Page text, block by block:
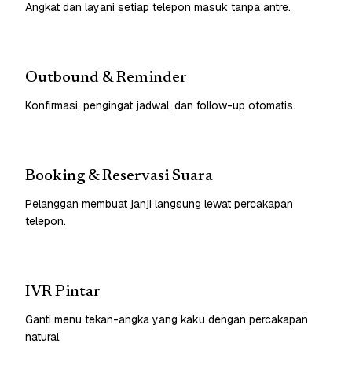
Angkat dan layani setiap telepon masuk tanpa antre.
Outbound & Reminder
Konfirmasi, pengingat jadwal, dan follow-up otomatis.
Booking & Reservasi Suara
Pelanggan membuat janji langsung lewat percakapan
telepon.
IVR Pintar
Ganti menu tekan-angka yang kaku dengan percakapan
natural.